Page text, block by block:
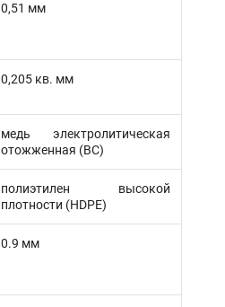
0,51 мм
0,205 кв. мм
медь электролитическая
отожженная (BC)
полиэтилен высокой
плотности (HDPE)
0.9 мм